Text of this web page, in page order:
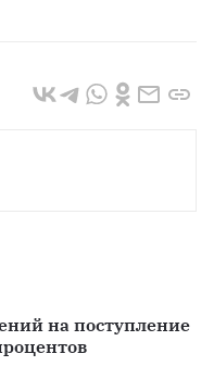
на поступление